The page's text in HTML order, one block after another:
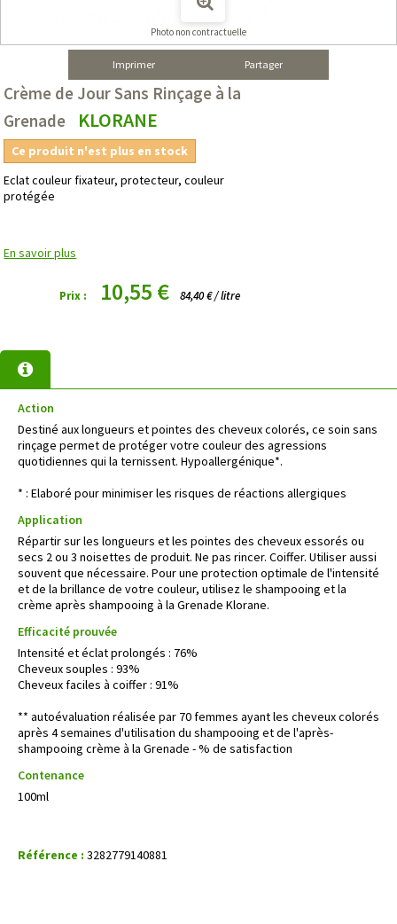
Photo non contractuelle
Imprimer Partager
Crème de Jour Sans Rinçage à la
Grenade
KLORANE
Ce produit n'est plus en stock
Eclat couleur fixateur, protecteur, couleur
protégée
En savoir plus
Prix : 10,55 € 84,40 € / litre
Action
Destiné aux longueurs et pointes des cheveux colorés, ce soin sans
rinçage permet de protéger votre couleur des agressions
quotidiennes qui la ternissent. Hypoallergénique*.
* : Elaboré pour minimiser les risques de réactions allergiques
Application
Répartir sur les longueurs et les pointes des cheveux essorés ou
secs 2 ou 3 noisettes de produit. Ne pas rincer. Coiffer. Utiliser aussi
souvent que nécessaire. Pour une protection optimale de l'intensité
et de la brillance de votre couleur, utilisez le shampooing et la
crème après shampooing à la Grenade Klorane.
Efficacité prouvée
Intensité et éclat prolongés : 76%
Cheveux souples : 93%
Cheveux faciles à coiffer : 91%
** autoévaluation réalisée par 70 femmes ayant les cheveux colorés
après 4 semaines d'utilisation du shampooing et de l'après-
shampooing crème à la Grenade - % de satisfaction
Contenance
100ml
Référence : 3282779140881